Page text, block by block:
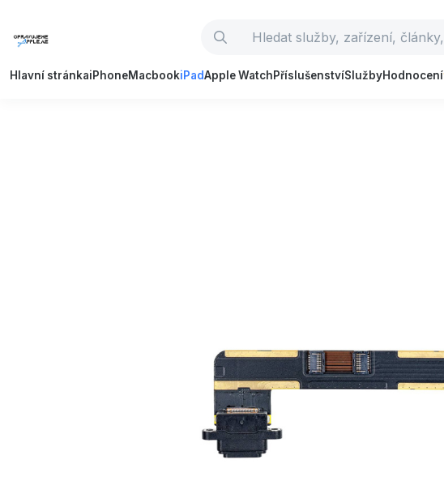
Hlavní stránkaiPhoneMacbookiPadApple WatchPříslušenstvíSlužbyHodnocení